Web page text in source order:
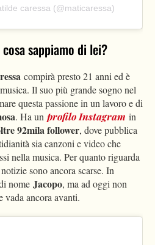
caressa (@maticaressa)
sappiamo di lei?
compirà presto 21 anni ed è
Il suo più grande sogno nel
questa passione in un lavoro e di
. Ha un profilo Instagram in
92mila follower, dove pubblica
sia canzoni e video che
nella musica. Per quanto riguarda
sono ancora scarse. In
nome Jacopo, ma ad oggi non
vada ancora avanti.